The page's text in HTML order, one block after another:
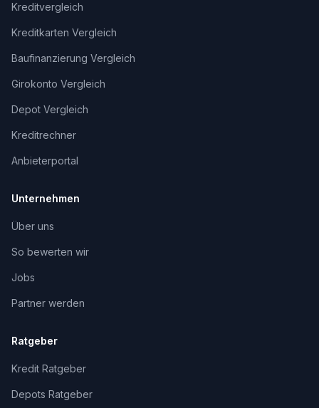
Kreditvergleich
Kreditkarten Vergleich
Baufinanzierung Vergleich
Girokonto Vergleich
Depot Vergleich
Kreditrechner
Anbieterportal
Unternehmen
Über uns
So bewerten wir
Jobs
Partner werden
Ratgeber
Kredit Ratgeber
Depots Ratgeber